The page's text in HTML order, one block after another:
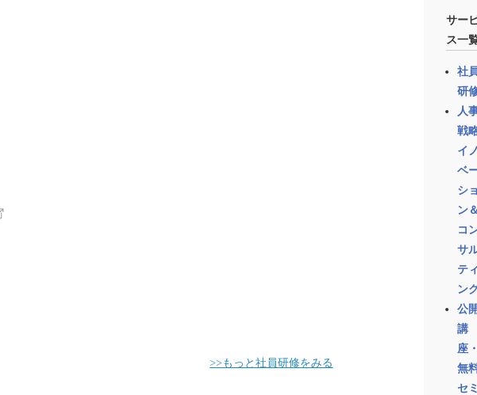
>>もっと社員研修をみる
サー
ス一
社
研
人
戦
イ
ベ
シ
ン
コ
サ
テ
ン
公
講
座
無
セ